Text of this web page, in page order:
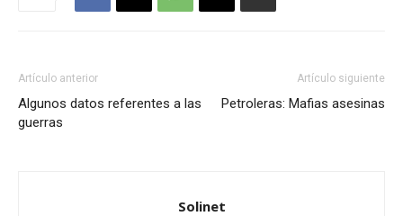
Artículo anterior
Algunos datos referentes a las
guerras
Artículo siguiente
Petroleras: Mafias asesinas
Solinet